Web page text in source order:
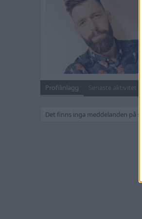
Profilinlägg Senaste aktivitet
Det finns inga meddelanden på